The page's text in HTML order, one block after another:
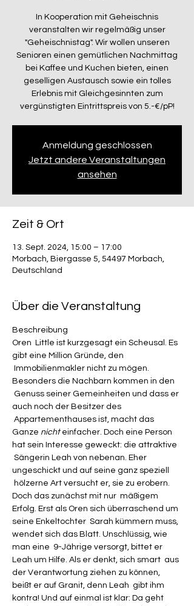
In Kooperation mit Geheischnis
veranstalten wir regelmäßig unser
"Geheischnistag". Wir wollen unseren
Senioren einen gemütlichen Nachmittag
bei Kaffee und Kuchen bieten, einen
geselligen Austausch sowie ein tolles
Erlebnis mit Gleichgesinnten zum
vergünstigten Eintrittspreis von 5.-€/pP!
Anmeldung geschlossen
Jetzt andere Veranstaltungen
ansehen
Zeit & Ort
13. Sept. 2024, 15:00 – 17:00
Morbach, Biergasse 5, 54497 Morbach,
Deutschland
Über die Veranstaltung
Beschreibung
Oren  Little ist kurzgesagt ein Scheusal. Es
gibt eine Million Gründe, den
Immobilienmakler nicht zu mögen.
Besonders die Nachbarn kommen in den
Genuss seiner Gemeinheiten und dass er
auch noch der Besitzer des
Appartementhauses ist, macht das
Ganze nicht einfacher. Doch eine Person
hat sein Interesse geweckt: die attraktive
Sängerin Leah von nebenan. Eher
ungeschickt und auf seine ganz speziell
hölzerne Art versucht er, sie zu erobern.
Doch das zunächst mit nur  mäßigem
Erfolg. Erst als Oren sich überraschend um
seine Enkeltochter  Sarah kümmern muss,
wendet sich das Blatt. Unschlüssig, wie
man eine  9-Jährige versorgt, bittet er
Leah um Hilfe. Als er denkt, sich smart  aus
der Verantwortung ziehen zu können,
beißt er auf Granit, denn Leah  gibt ihm
kontra! Und auf einmal ist klar: Da geht